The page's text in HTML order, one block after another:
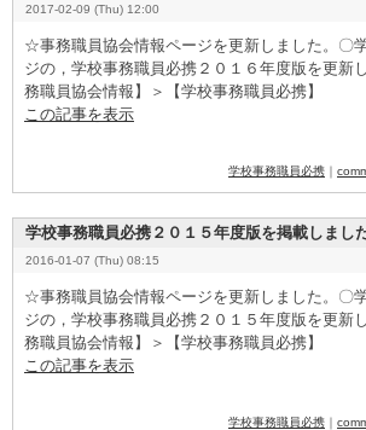
2017-02-09 (Thu) 12:00
☆事務職員協会情報ページを更新しました。〇
ジの，学校事務職員必携２０１６年度版を更新
務職員協会情報】＞【学校事務職員必携】
この記事を表示
学校事務職員必携 ｜
学校事務職員必携２０１５年度版を掲載しまし
2016-01-07 (Thu) 08:15
☆事務職員協会情報ページを更新しました。〇
ジの，学校事務職員必携２０１５年度版を更新
務職員協会情報】＞【学校事務職員必携】
この記事を表示
学校事務職員必携 ｜